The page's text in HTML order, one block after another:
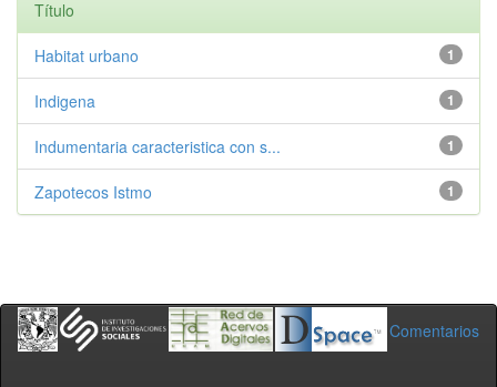
Título
1
Habitat urbano
1
Indigena
1
Indumentaria caracteristica con s...
1
Zapotecos Istmo
Comentarios